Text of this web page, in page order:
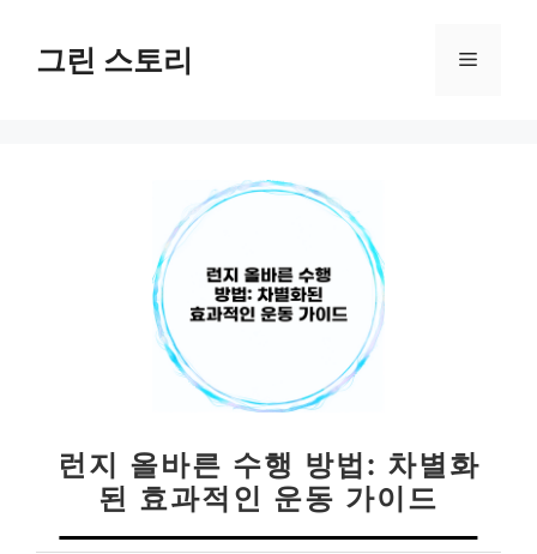
그린 스토리 메
런지 올바른 수행 방법: 차별화
된 효과적인 운동 가이드